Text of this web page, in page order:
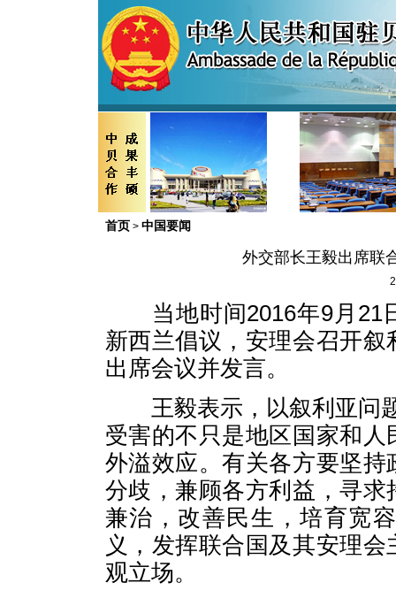
首页 > 中国要闻
外交部长王毅出席联
当地时间2016年9月21
新西兰倡议，安理会召开
出席会议并发言。
王毅表示，以叙利亚问题
受害的不只是地区国家和
外溢效应。有关各方要坚
分歧，兼顾各方利益，寻
兼治，改善民生，培育宽
义，发挥联合国及其安理
观立场。